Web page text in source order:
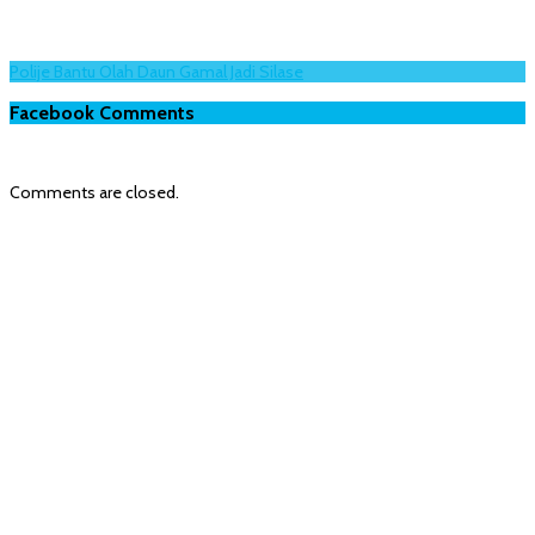
Polije Bantu Olah Daun Gamal Jadi Silase
Facebook Comments
Comments are closed.